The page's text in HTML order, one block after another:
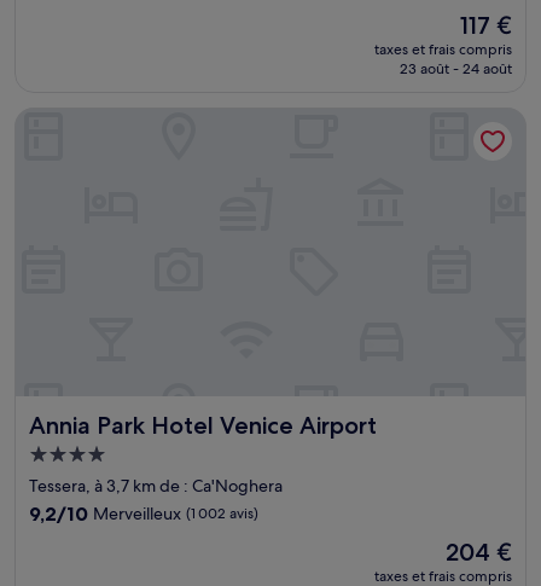
Le
nouveau
prix
de
117 €
117 €
taxes et frais compris
23 août - 24 août
Annia Park Hotel Venice Airport
Annia Park Hotel Venice Airport
Hébergement
4.0 étoiles
Tessera, à 3,7 km de : Ca'Noghera
9.2
9,2/10 Merveilleux (1 002 avis)
Le
nouveau
204 €
taxes et frais compris